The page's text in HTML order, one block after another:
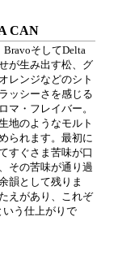
CAN
BravoそしてDelta
が生み出す松、グ
レンジなどのシト
ッシーさを感じる
マ・フレイバー。
地のようなモルト
られます。最初に
すぐさま苦味が口
その苦味が通り過
韻として残りま
えがあり、これぞ
いう仕上がりで